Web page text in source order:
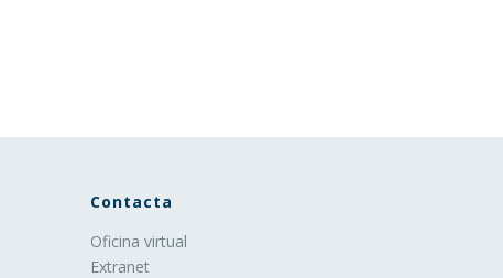
Contacta
Oficina virtual
Extranet